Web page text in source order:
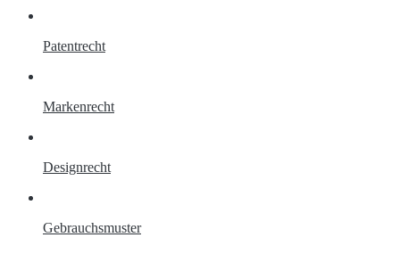
Patentrecht
Markenrecht
Designrecht
Gebrauchsmuster